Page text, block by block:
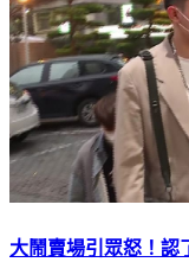
大鬧賣場引眾怒！認